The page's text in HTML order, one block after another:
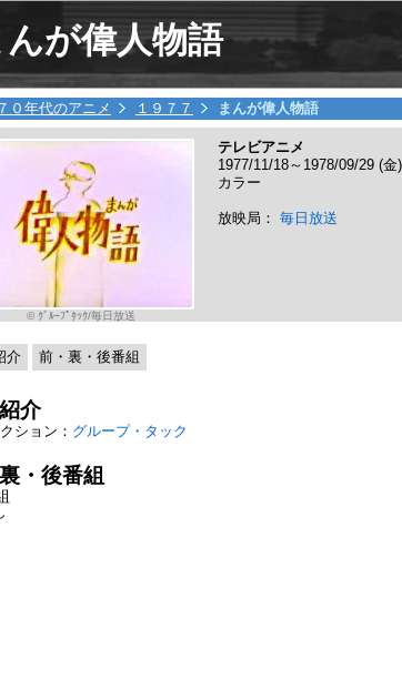
が偉人物語
０年代のアニメ １９７７ まんが偉人物語
© ｸﾞﾙｰﾌﾟﾀｯｸ/毎日放送
テレビアニメ
1977/11/18～1978/09/29 (
カラー
放映局： 毎日放送
介 前・裏・後番組
介
ション： グループ・タック
・後番組